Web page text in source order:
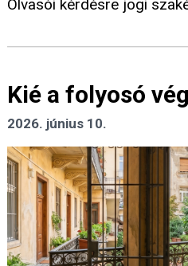
Olvasói kérdésre jogi
Kié a folyosó
2026. június 10.